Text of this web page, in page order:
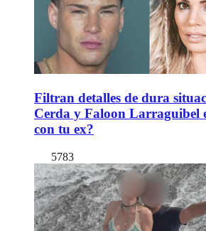
Filtran detalles de dura
Cerda y Faloon Larraguibel
con tu ex?
5783